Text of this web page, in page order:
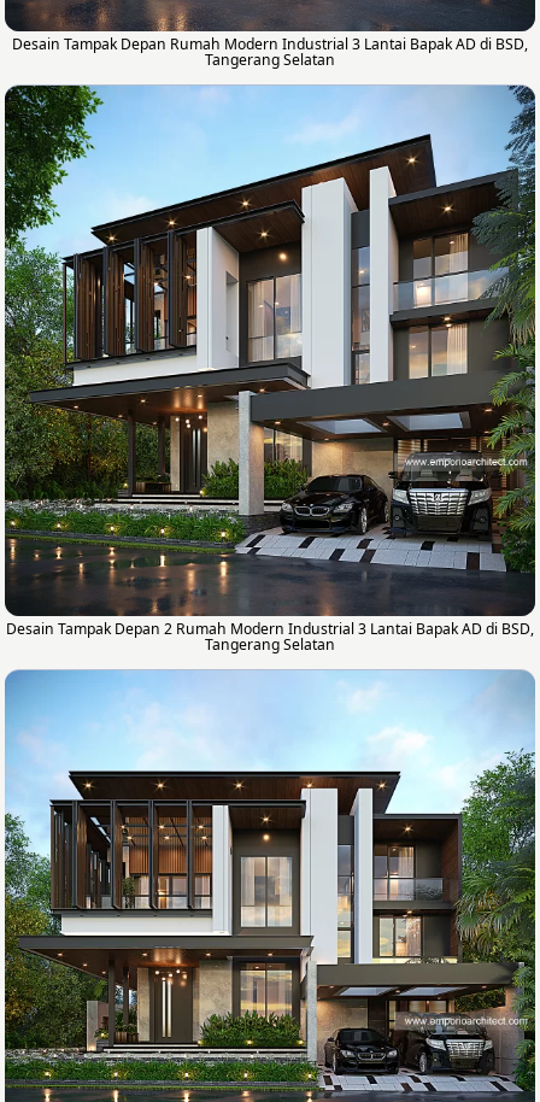
Desain Tampak Depan Rumah Modern Industrial 3 Lantai Bapak AD di BSD,
Tangerang Selatan
Desain Tampak Depan 2 Rumah Modern Industrial 3 Lantai Bapak AD di BSD,
Tangerang Selatan